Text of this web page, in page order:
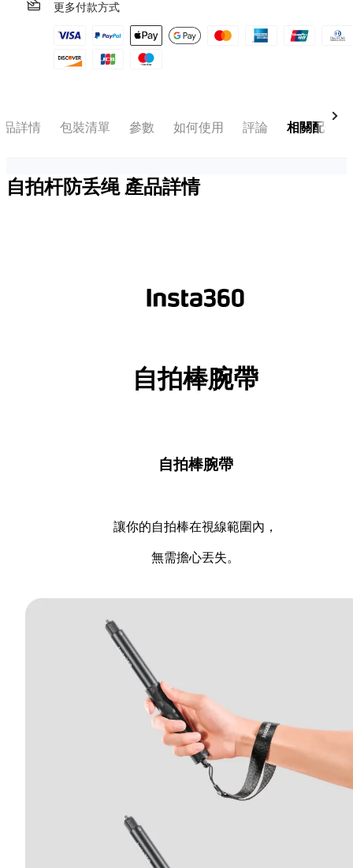
更多付款方式
品詳情 包裝清單 參數 如何使用 評論 相關配件
自拍杆防丢绳 產品詳情
自拍棒腕帶
自拍棒腕帶
讓你的自拍棒在視線範圍內，
無需擔心丟失。